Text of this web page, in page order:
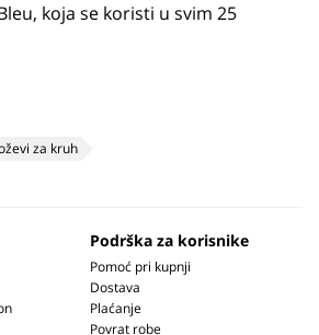
koja se koristi u svim 25
za kruh
Podrška za korisnike
Pomoć pri kupnji
Dostava
Plaćanje
Povrat robe